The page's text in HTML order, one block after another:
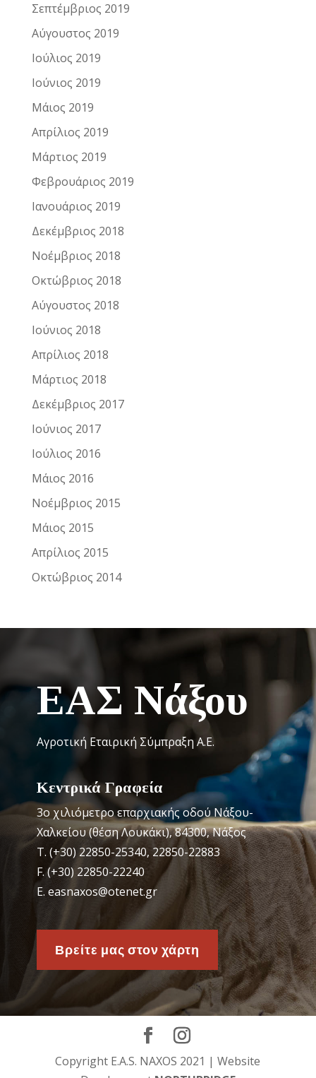
Σεπτέμβριος 2019
Αύγουστος 2019
Ιούλιος 2019
Ιούνιος 2019
Μάιος 2019
Απρίλιος 2019
Μάρτιος 2019
Φεβρουάριος 2019
Ιανουάριος 2019
Δεκέμβριος 2018
Νοέμβριος 2018
Οκτώβριος 2018
Αύγουστος 2018
Ιούνιος 2018
Απρίλιος 2018
Μάρτιος 2018
Δεκέμβριος 2017
Ιούνιος 2017
Ιούλιος 2016
Μάιος 2016
Νοέμβριος 2015
Μάιος 2015
Απρίλιος 2015
Οκτώβριος 2014
ΕΑΣ Νάξου
Αγροτική Εταιρική Σύμπραξη Α.Ε.
Κεντρικά Γραφεία
3o χιλιόμετρο επαρχιακής οδού Νάξου-
Χαλκείου (θέση Λουκάκι), 84300, Νάξος
Τ. (+30) 22850-25340, 22850-22883
F. (+30) 22850-22240
Ε. easnaxos@otenet.gr
Βρείτε μας στον χάρτη
Copyright E.A.S. NAXOS 2021 | Website